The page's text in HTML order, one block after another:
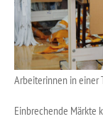
Arbeiterinnen in einer
Einbrechende Märkte